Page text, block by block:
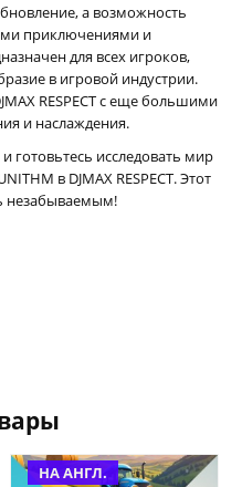
а возможность
приключениями и
для всех игроков,
в игровой индустрии.
RESPECT с еще большими
и наслаждения.
готовьтесь исследовать мир
в DJMAX RESPECT. Этот
незабываемым!
НА АНГЛ.